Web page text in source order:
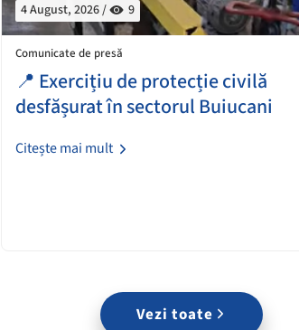
4 August, 2026 / 9
Comunicate de presă
📍 Exercițiu de protecție civilă
desfășurat în sectorul Buiucani
Citește mai mult
Vezi toate